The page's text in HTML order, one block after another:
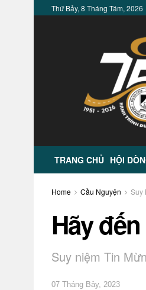
Thứ Bảy, 8 Tháng Tám, 2026
TRANG CHỦ HỘI
Home Cầu Nguyện Suy
Hãy
Suy niệm Tin
07 Tháng Bảy, 2023